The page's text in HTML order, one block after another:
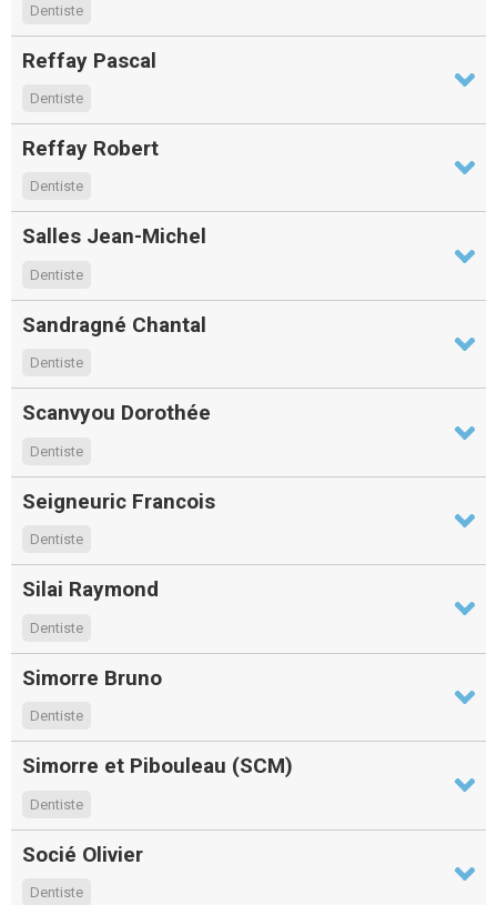
Dentiste
Reffay Pascal
Dentiste
Reffay Robert
Dentiste
Salles Jean-Michel
Dentiste
Sandragné Chantal
Dentiste
Scanvyou Dorothée
Dentiste
Seigneuric Francois
Dentiste
Silai Raymond
Dentiste
Simorre Bruno
Dentiste
Simorre et Pibouleau (SCM)
Dentiste
Socié Olivier
Dentiste